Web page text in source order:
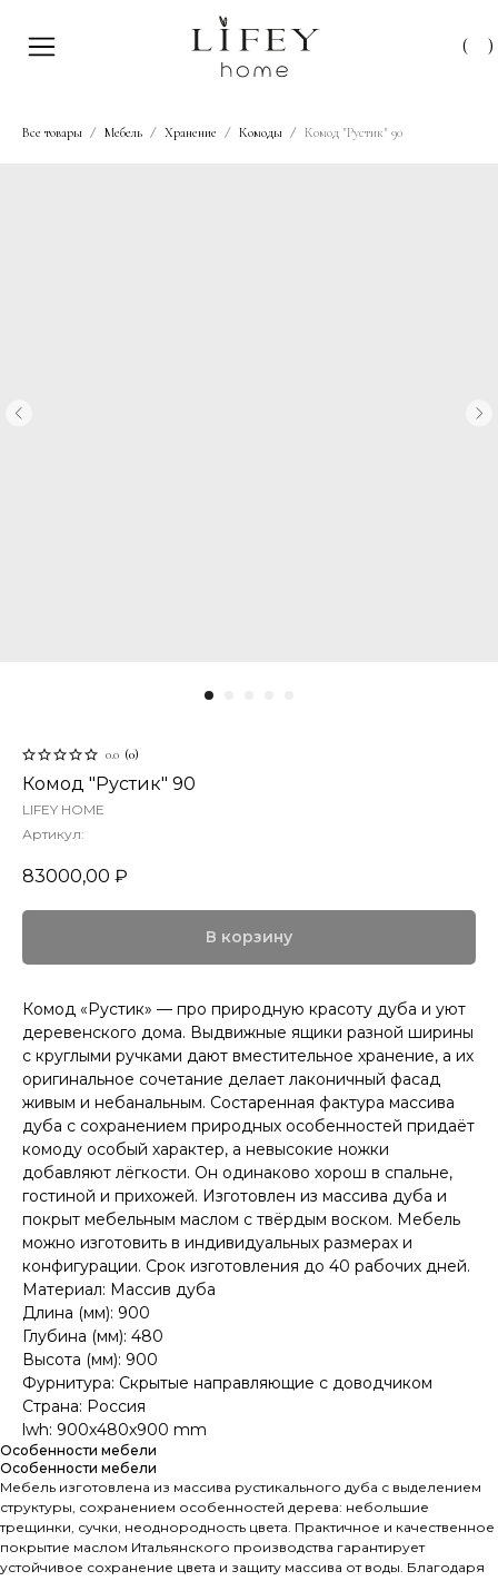
( )
Все товары Мебель Хранение Комоды Комод "Рустик" 90
0.0 (0)
Комод "Рустик" 90
LIFEY HOME
Артикул:
83000,00 ₽
В корзину
Комод «Рустик» — про природную красоту дуба и уют
деревенского дома. Выдвижные ящики разной ширины
с круглыми ручками дают вместительное хранение, а их
оригинальное сочетание делает лаконичный фасад
живым и небанальным. Состаренная фактура массива
дуба с сохранением природных особенностей придаёт
комоду особый характер, а невысокие ножки
добавляют лёгкости. Он одинаково хорош в спальне,
гостиной и прихожей. Изготовлен из массива дуба и
покрыт мебельным маслом с твёрдым воском. Мебель
можно изготовить в индивидуальных размерах и
конфигурации. Срок изготовления до 40 рабочих дней.
Материал: Массив дуба
Длина (мм): 900
Глубина (мм): 480
Высота (мм): 900
Фурнитура: Скрытые направляющие с доводчиком
Страна: Россия
lwh: 900x480x900 mm
Особенности мебели
Особенности мебели
Мебель изготовлена из массива рустикального дуба с выделением
структуры, сохранением особенностей дерева: небольшие
трещинки, сучки, неоднородность цвета. Практичное и качественное
покрытие маслом Итальянского производства гарантирует
устойчивое сохранение цвета и защиту массива от воды. Благодаря